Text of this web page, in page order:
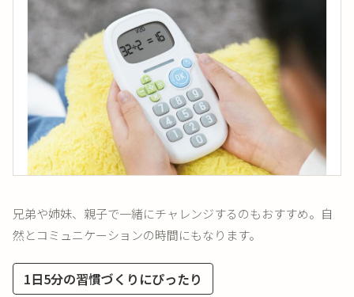
兄弟や姉妹、親子で一緒にチャレンジするのもおすすめ。自
然とコミュニケーションの時間にもなります。
1日5分の習慣づくりにぴったり